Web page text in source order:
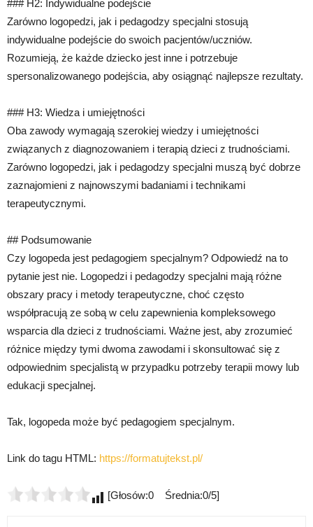
### H2: Indywidualne podejście
Zarówno logopedzi, jak i pedagodzy specjalni stosują
indywidualne podejście do swoich pacjentów/uczniów.
Rozumieją, że każde dziecko jest inne i potrzebuje
spersonalizowanego podejścia, aby osiągnąć najlepsze rezultaty.
### H3: Wiedza i umiejętności
Oba zawody wymagają szerokiej wiedzy i umiejętności
związanych z diagnozowaniem i terapią dzieci z trudnościami.
Zarówno logopedzi, jak i pedagodzy specjalni muszą być dobrze
zaznajomieni z najnowszymi badaniami i technikami
terapeutycznymi.
## Podsumowanie
Czy logopeda jest pedagogiem specjalnym? Odpowiedź na to
pytanie jest nie. Logopedzi i pedagodzy specjalni mają różne
obszary pracy i metody terapeutyczne, choć często
współpracują ze sobą w celu zapewnienia kompleksowego
wsparcia dla dzieci z trudnościami. Ważne jest, aby zrozumieć
różnice między tymi dwoma zawodami i skonsultować się z
odpowiednim specjalistą w przypadku potrzeby terapii mowy lub
edukacji specjalnej.
Tak, logopeda może być pedagogiem specjalnym.
Link do tagu HTML: https://formatujtekst.pl/
[Głosów:0 Średnia:0/5]